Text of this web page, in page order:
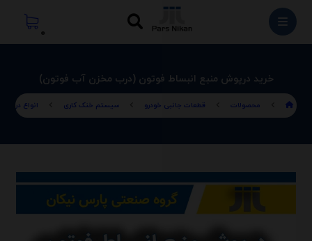
خرید درپوش منبع انبساط فوتون (درب مخزن آب فوتون)
محصولات قطعات جانبی خودرو سیستم خنک کاری انواع درب